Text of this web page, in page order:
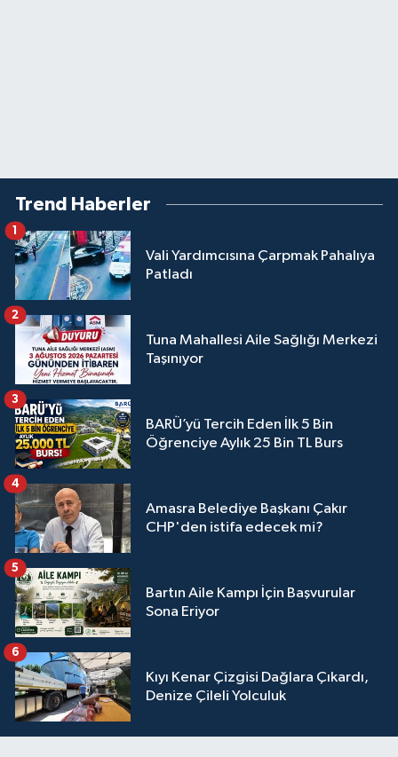
Trend Haberler
Vali Yardımcısına Çarpmak Pahalıya
Patladı
1
Tuna Mahallesi Aile Sağlığı Merkezi
Taşınıyor
2
BARÜ’yü Tercih Eden İlk 5 Bin
Öğrenciye Aylık 25 Bin TL Burs
3
Amasra Belediye Başkanı Çakır
CHP'den istifa edecek mi?
4
Bartın Aile Kampı İçin Başvurular
Sona Eriyor
5
Kıyı Kenar Çizgisi Dağlara Çıkardı,
Denize Çileli Yolculuk
6